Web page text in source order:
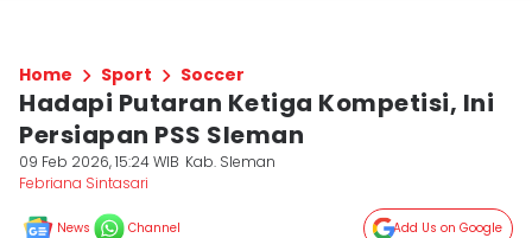
Home Sport Soccer
Hadapi Putaran Ketiga Kompetisi, Ini
Persiapan PSS Sleman
09 Feb 2026, 15:24 WIB Kab. Sleman
Febriana Sintasari
News Channel Add Us on Google